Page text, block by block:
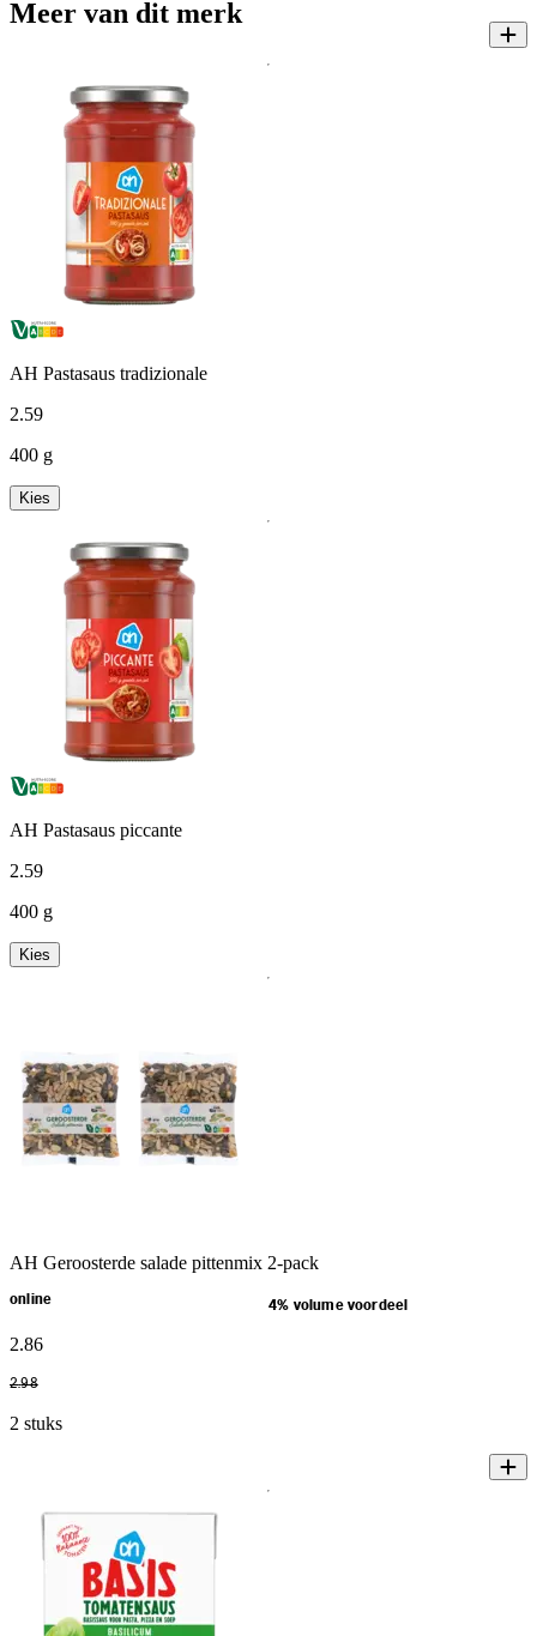
Meer van dit merk
AH Pastasaus tradizionale
2.59
400 g
Kies
AH Pastasaus piccante
2.59
400 g
Kies
AH Geroosterde salade pittenmix 2-pack
online 4% volume voordeel
2.86
2.98
2 stuks